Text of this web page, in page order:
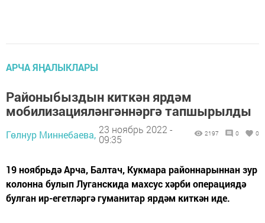
АРЧА ЯҢАЛЫКЛАРЫ
Районыбыздын киткән ярдәм
мобилизацияләнгәннәргә тапшырылды
Гөлнур Миннебаева, 23 ноябрь 2022 -
09:35
2197 0 0
19 ноябрьдә Арча, Балтач, Кукмара районнарыннан зур
колонна булып Луганскида махсус хәрби операциядә
булган ир-егетләргә гуманитар ярдәм киткән иде.